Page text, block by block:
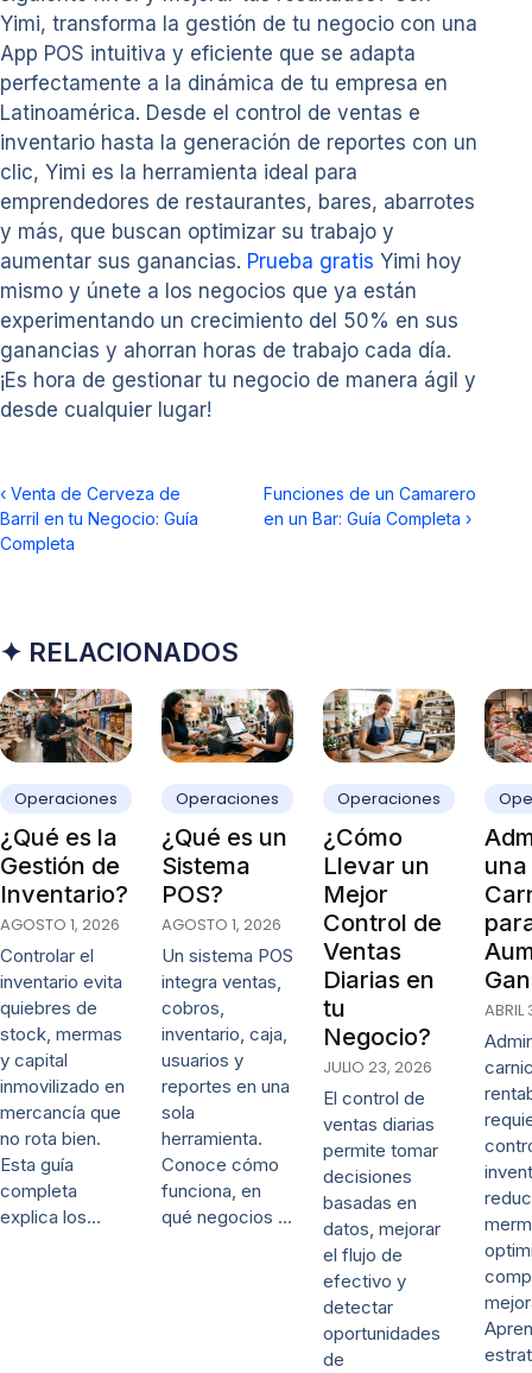
Yimi, transforma la gestión de tu negocio con una
App POS intuitiva y eficiente que se adapta
perfectamente a la dinámica de tu empresa en
Latinoamérica. Desde el control de ventas e
inventario hasta la generación de reportes con un
clic, Yimi es la herramienta ideal para
emprendedores de restaurantes, bares, abarrotes
y más, que buscan optimizar su trabajo y
aumentar sus ganancias. Prueba gratis Yimi hoy
mismo y únete a los negocios que ya están
experimentando un crecimiento del 50% en sus
ganancias y ahorran horas de trabajo cada día.
¡Es hora de gestionar tu negocio de manera ágil y
desde cualquier lugar!
‹ Venta de Cerveza de
Barril en tu Negocio: Guía
Completa
Funciones de un Camarero
en un Bar: Guía Completa ›
✦ RELACIONADOS
Operaciones
¿Qué es la
Gestión de
Inventario?
AGOSTO 1, 2026
Controlar el
inventario evita
quiebres de
stock, mermas
y capital
inmovilizado en
mercancía que
no rota bien.
Esta guía
completa
explica los…
Operaciones
¿Qué es un
Sistema
POS?
AGOSTO 1, 2026
Un sistema POS
integra ventas,
cobros,
inventario, caja,
usuarios y
reportes en una
sola
herramienta.
Conoce cómo
funciona, en
qué negocios …
Operaciones
¿Cómo
Llevar un
Mejor
Control de
Ventas
Diarias en
tu
Negocio?
JULIO 23, 2026
El control de
ventas diarias
permite tomar
decisiones
basadas en
datos, mejorar
el flujo de
efectivo y
detectar
oportunidades
de
una